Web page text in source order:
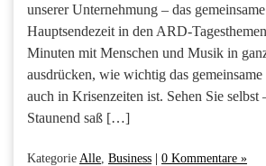
unserer Unternehmung – das
Hauptsendezeit in den ARD-
Minuten mit Menschen und Musik in
ausdrücken, wie wichtig das
auch in Krisenzeiten ist. Sehen Sie selbst
Staunend saß […]
Kategorie Alle Business 0 Kommentare »